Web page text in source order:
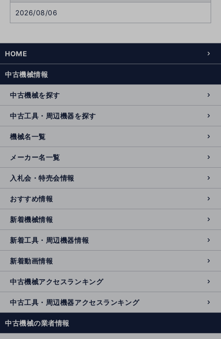
2026/08/06
HOME
中古機械情報
中古機械を探す
中古工具・周辺機器を探す
機械名一覧
メーカー名一覧
入札会・特売会情報
おすすめ情報
新着機械情報
新着工具・周辺機器情報
新着動画情報
中古機械アクセスランキング
中古工具・周辺機器アクセスランキング
中古機械の業者情報